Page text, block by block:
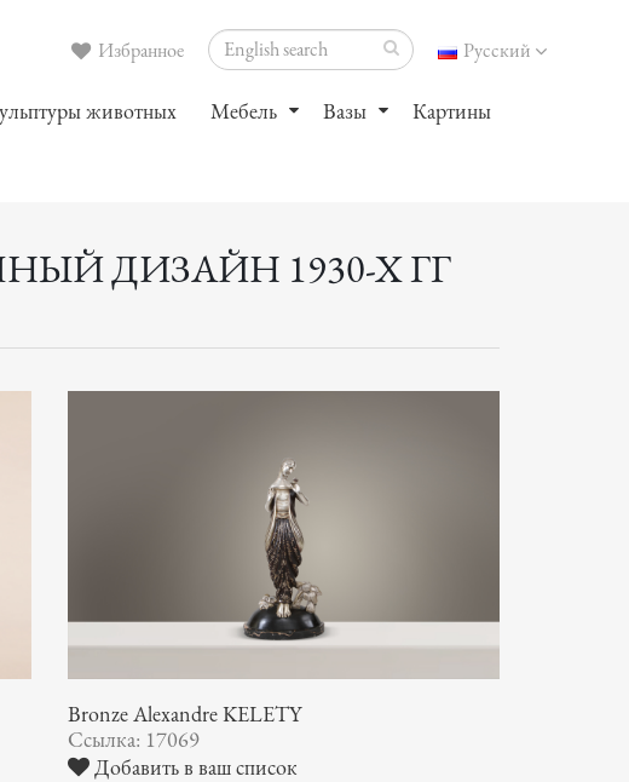
Русский
Избранное
животных Мебель Вазы
Картины
ДИЗАЙН 1930-Х ГГ
Bronze Alexandre KELETY
Ссылка: 17069
Добавить в ваш список